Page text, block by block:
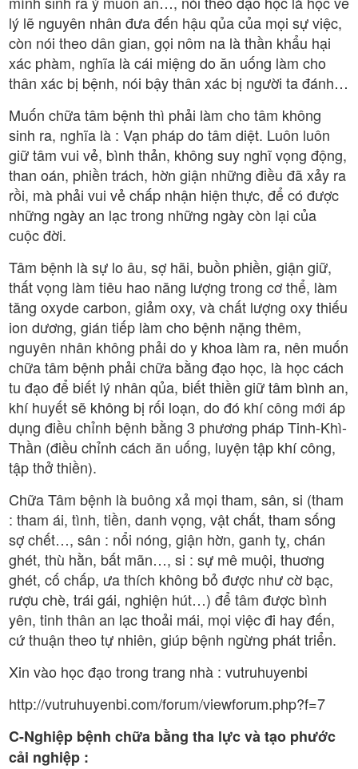
lý lẽ nguyên nhân đưa đến hậu qủa của mọi sự việc,
còn nói theo dân gian, gọi nôm na là thần khẩu hại
xác phàm, nghĩa là cái miệng do ăn uống làm cho
thân xác bị bệnh, nói bậy thân xác bị người ta đánh…
Muốn chữa tâm bệnh thì phải làm cho tâm không
sinh ra, nghĩa là : Vạn pháp do tâm diệt. Luôn luôn
giữ tâm vui vẻ, bình thản, không suy nghĩ vọng động,
than oán, phiền trách, hờn giận những điều đã xảy ra
rồi, mà phải vui vẻ chấp nhận hiện thực, để có được
những ngày an lạc trong những ngày còn lại của
cuộc đời.
Tâm bệnh là sự lo âu, sợ hãi, buồn phiền, giận giữ,
thất vọng làm tiêu hao năng lượng trong cơ thể, làm
tăng oxyde carbon, giảm oxy, và chất lượng oxy thiếu
ion dương, gián tiếp làm cho bệnh nặng thêm,
nguyên nhân không phải do y khoa làm ra, nên muốn
chữa tâm bệnh phải chữa bằng đạo học, là học cách
tu đạo để biết lý nhân qủa, biết thiền giữ tâm bình an,
khí huyết sẽ không bị rối loạn, do đó khí công mới áp
dụng điều chỉnh bệnh bằng 3 phương pháp Tinh-Khì-
Thần (điều chỉnh cách ăn uống, luyện tập khí công,
tập thở thiền).
Chữa Tâm bệnh là buông xả mọi tham, sân, si (tham
: tham ái, tình, tiền, danh vọng, vật chất, tham sống
sợ chết…, sân : nổi nóng, giận hờn, ganh tỵ, chán
ghét, thù hằn, bất mãn…, si : sự mê muội, thuơng
ghét, cố chấp, ưa thích không bỏ được như cờ bạc,
rượu chè, trái gái, nghiện hút…) để tâm được bình
yên, tinh thân an lạc thoải mái, mọi việc đi hay đến,
cứ thuận theo tự nhiên, giúp bệnh ngừng phát triển.
Xin vào học đạo trong trang nhà : vutruhuyenbi
http://vutruhuyenbi.com/forum/viewforum.php?f=7
C-Nghiệp bệnh chữa bằng tha lực và tạo phước
cải nghiệp :